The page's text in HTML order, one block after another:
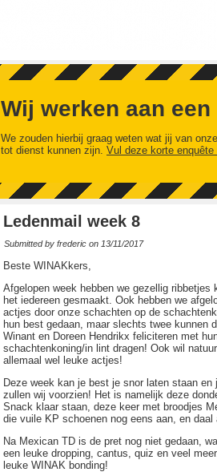
Wij werken aan
We zouden hierbij graag weten wat jij van
tot dienst kunnen zijn. Vul deze korte enquête
Ledenmail week 8
Submitted by frederic on 13/11/2017
Beste WINAKkers,
Afgelopen week hebben we gezellig
het iedereen gesmaakt. Ook hebben we
actjes door onze schachten op de
hun best gedaan, maar slechts twee kunnen
Winant en Doreen Hendrikx feliciteren met
schachtenkoning/in lint dragen! Ook wil
allemaal wel leuke actjes!
Deze week kan je best je snor laten staan
zullen wij voorzien! Het is namelijk deze
Snack klaar staan, deze keer met broodjes
die vuile KP schoenen nog eens aan, en
Na Mexican TD is de pret nog niet gedaan,
een leuke dropping, cantus, quiz en veel
leuke WINAK bonding!